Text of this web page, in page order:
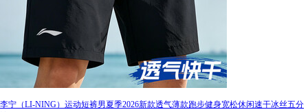
李宁（LI-NING）运动短裤男夏季2026新款透气薄款跑步健身宽松休闲速干冰丝五分